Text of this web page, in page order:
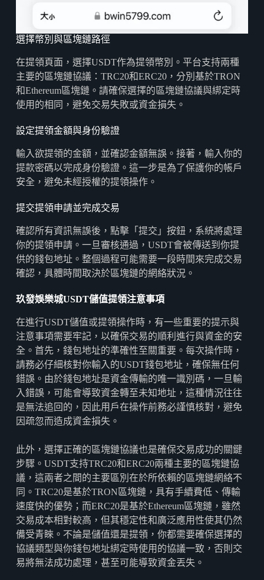
選擇幣別與區塊鏈路徑
在提領頁面，選擇USDT作為提領幣別。平台支持兩種
主要的區塊鏈協議：TRC20和ERC20，分別基於TRON
和Ethereum區塊鏈。請確保選擇的區塊鏈協議與綁定時
使用的相同，避免交易失敗或資金損失。
設定提領金額與身份驗證
輸入欲提領的金額，並確認金額無誤。接著，輸入你的
提款密碼以完成身份驗證。這一步是為了保護你的帳戶
安全，避免未經授權的提領操作。
提交提領申請並完成交易
確認所有資訊無誤後，點擊「提交」按鈕，系統將處理
你的提領申請。一旦審核通過，USDT會被傳送到你提
供的錢包地址。整個過程可能需要一段時間來完成交易
確認，具體時間取決於區塊鏈的網絡狀況。
玖發娛樂城USDT儲值提領注意事項
在進行USDT儲值或提領操作時，有一些重要的提示與
注意事項需要牢記，以確保交易的順利進行與資金的安
全。首先，錢包地址的準確性至關重要。每次操作時，
請務必仔細核對你輸入的USDT錢包地址，確保無任何
錯誤。由於錢包地址是資金傳輸的唯一識別碼，一旦輸
入錯誤，可能會導致資金轉至未知地址，這種情況往往
是無法追回的，因此用戶在操作前務必謹慎核對，避免
因疏忽而造成資金損失。
此外，選擇正確的區塊鏈協議也是確保交易成功的關鍵
步驟。USDT支持TRC20和ERC20兩種主要的區塊鏈協
議，這兩者之間的主要區別在於所依賴的區塊鏈網絡不
同。TRC20是基於TRON區塊鏈，具有手續費低、傳輸
速度快的優勢；而ERC20是基於Ethereum區塊鏈，雖然
交易成本相對較高，但其穩定性和廣泛應用性使其仍然
備受青睞。不論是儲值還是提領，你都需要確保選擇的
協議類型與你錢包地址綁定時使用的協議一致，否則交
易將無法成功處理，甚至可能導致資金丟失。